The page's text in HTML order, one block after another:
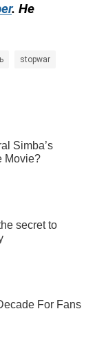
. Не
stopwar